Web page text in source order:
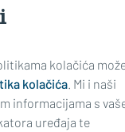
kolačića
kolačića . Mi i naši
informacijama s
uređaja te